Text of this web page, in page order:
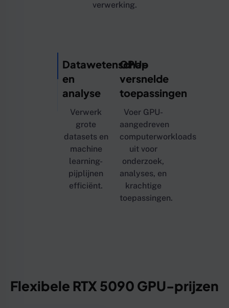
verwerking.
Datawetenschap
en
analyse
Verwerk
grote
datasets en
machine
learning-
pijplijnen
efficiënt.
GPU-
versnelde
toepassingen
Voer GPU-
aangedreven
computerworkloads
uit voor
onderzoek,
analyses, en
krachtige
toepassingen.
Flexibele RTX 5090 GPU-prijzen